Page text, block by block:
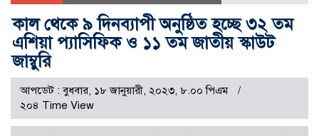
কাল থেকে ৯ দিনব্যাপী অনুষ্ঠিত হচ্ছে ৩২ তম
এশিয়া প্যাসিফিক ও ১১ তম জাতীয় স্কাউট
জাম্বুরি
আপডেট : বুধবার, ১৮ জানুয়ারী, ২০২৩, ৮.০০ পিএম
২০৪ Time View